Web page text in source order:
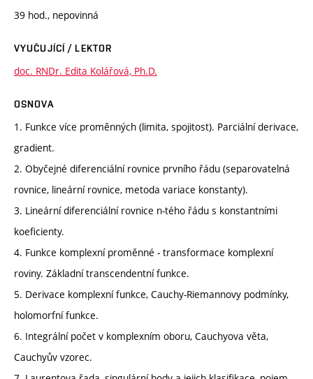
39 hod., nepovinná
VYUČUJÍCÍ / LEKTOR
doc. RNDr. Edita Kolářová, Ph.D.
OSNOVA
1. Funkce více proměnných (limita, spojitost). Parciální derivace,
gradient.
2. Obyčejné diferenciální rovnice prvního řádu (separovatelná
rovnice, lineární rovnice, metoda variace konstanty).
3. Lineární diferenciální rovnice n-tého řádu s konstantními
koeficienty.
4. Funkce komplexní proměnné - transformace komplexní
roviny. Základní transcendentní funkce.
5. Derivace komplexní funkce, Cauchy-Riemannovy podmínky,
holomorfní funkce.
6. Integrální počet v komplexním oboru, Cauchyova věta,
Cauchyův vzorec.